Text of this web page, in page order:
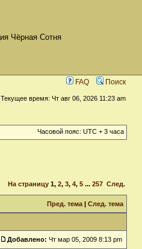
Чёрная Сотня
FAQ Поиск
Текущее время: Чт авг 06, 2026 11:23 am
Часовой пояс: UTC + 3 часа
На страницу 1, 2, 3, 4, 5 ... 257 След.
Пред. тема | След. тема
Добавлено: Чт мар 05, 2009 8:13 pm